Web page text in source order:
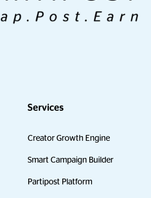
Services
Creator Growth Engine
Smart Campaign Builder
Partipost Platform